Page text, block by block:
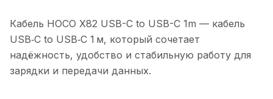
Кабель HOCO X82 USB-C to USB-C 1m — кабель
USB‑C to USB‑C 1 м, который сочетает
надёжность, удобство и стабильную работу для
зарядки и передачи данных.